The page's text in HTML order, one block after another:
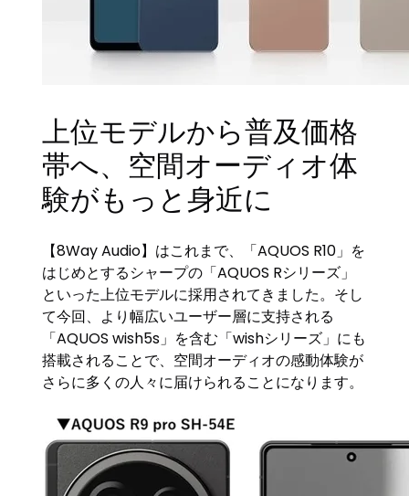
上位モデルから普及価格
帯へ、空間オーディオ体
験がもっと身近に
【8Way Audio】はこれまで、「AQUOS R10」を
はじめとするシャープの「AQUOS Rシリーズ」
といった上位モデルに採用されてきました。そし
て今回、より幅広いユーザー層に支持される
「AQUOS wish5s」を含む「wishシリーズ」にも
搭載されることで、空間オーディオの感動体験が
さらに多くの人々に届けられることになります。